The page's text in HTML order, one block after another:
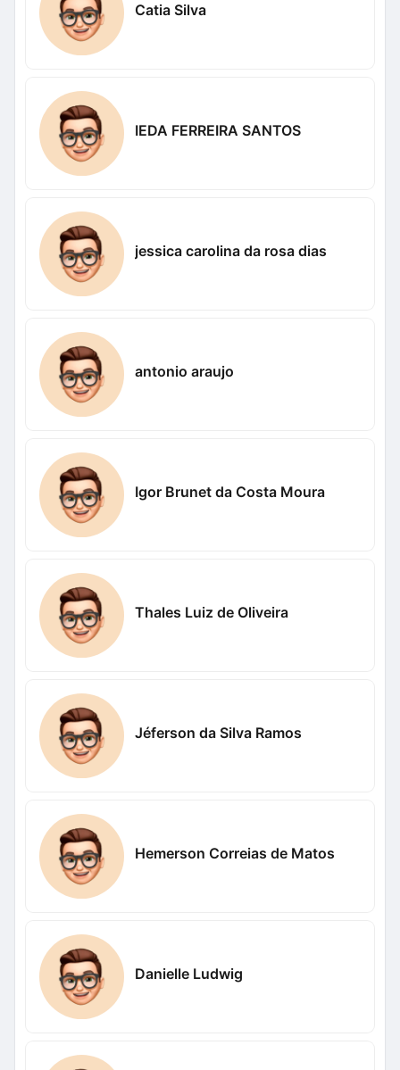
Catia Silva
IEDA FERREIRA SANTOS
jessica carolina da rosa dias
antonio araujo
Igor Brunet da Costa Moura
Thales Luiz de Oliveira
Jéferson da Silva Ramos
Hemerson Correias de Matos
Danielle Ludwig